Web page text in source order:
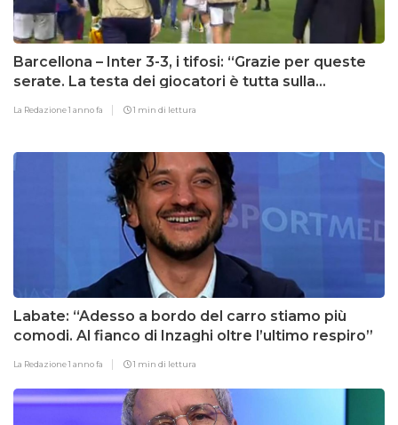
Barcellona – Inter 3-3, i tifosi: “Grazie per queste
serate. La testa dei giocatori è tutta sulla
La Redazione1 anno fa 1 min di lettura
Labate: “Adesso a bordo del carro stiamo più
comodi. Al fianco di Inzaghi oltre l’ultimo respiro”
La Redazione1 anno fa 1 min di lettura